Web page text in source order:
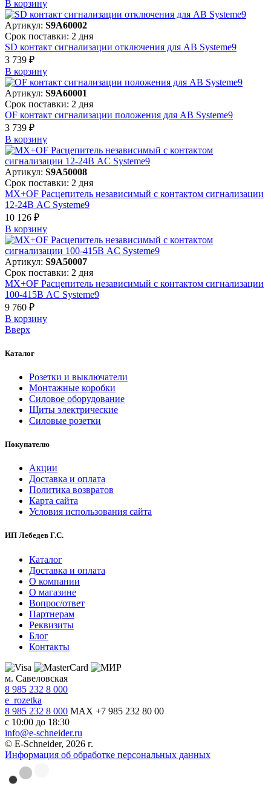
В корзинy
Артикул: S9A60002
Срок поставки: 2 дня
SD контакт сигнализации отключения для АВ Systeme9
3 739 ₽
В корзинy
Артикул: S9A60001
Срок поставки: 2 дня
OF контакт сигнализации положения для АВ Systeme9
3 739 ₽
В корзинy
Артикул: S9A50008
Срок поставки: 2 дня
MX+OF Расцепитель независимый с контактом сигнализации
12-24В AC Systeme9
10 126 ₽
В корзинy
Артикул: S9A50007
Срок поставки: 2 дня
MX+OF Расцепитель независимый с контактом сигнализации
100-415В AC Systeme9
9 760 ₽
В корзинy
Вверх
Каталог
Розетки и выключатели
Монтажные коробки
Силовое оборудование
Щиты электрические
Силовые розетки
Покупателю
Акции
Доставка и оплата
Политика возвратов
Карта сайта
Условия использования сайта
ИП Лебедев Г.С.
Каталог
Доставка и оплата
О компании
О магазине
Вопрос/ответ
Партнерам
Реквизиты
Блог
Контакты
м. Савеловская
8 985 232 8 000
e_rozetka
8 985 232 8 000 MAX +7 985 232 80 00
с 10:00 до 18:30
info@e-schneider.ru
© E-Schneider, 2026 г.
Информация об обработке персональных данных